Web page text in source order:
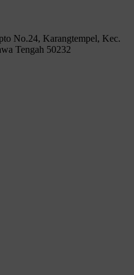
No.24, Karangtempel, Kec.
Tengah 50232